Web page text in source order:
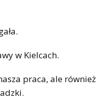
w Kielcach.
praca, ale również